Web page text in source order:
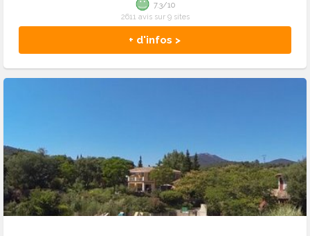
+ d'infos >
7.3/10
2611 avis sur 9 sites